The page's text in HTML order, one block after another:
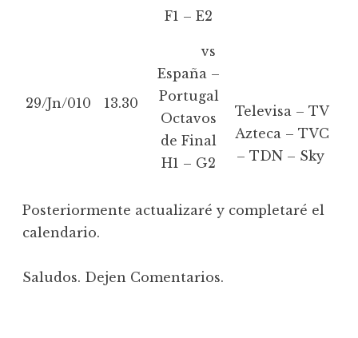
F1 – E2
29/Jn/010 13.30
vs
España –
Portugal
Octavos
de Final
H1 – G2
Televisa – TV
Azteca – TVC
– TDN – Sky
Posteriormente actualizaré y completaré el
calendario.
Saludos. Dejen Comentarios.